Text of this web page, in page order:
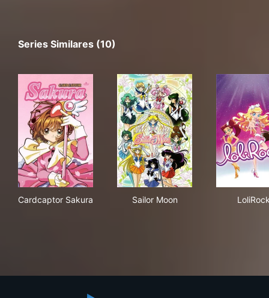
Series Similares (10)
Cardcaptor Sakura Sailor Moon